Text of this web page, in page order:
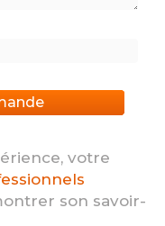
votre
son savoir-